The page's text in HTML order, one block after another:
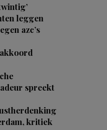
leggen
azc’s
spreekt
kritiek